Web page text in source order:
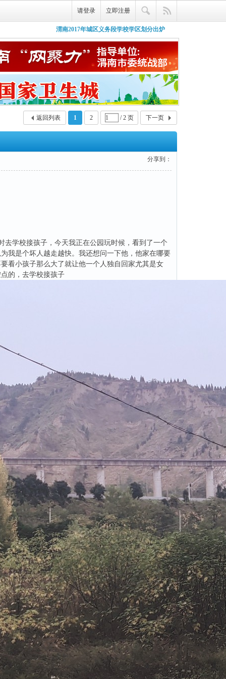
请登录 立即注册
渭南2017年城区义务段学校学区划分出炉
了，赶紧看看你孩子在哪里上学
微信朋友圈【荣耀妈妈帮】栏目全新上线，
宝妈们有什么问题尽管来问吧~
荣耀妈咪酱，这是荣耀渭南网新推出的一款
好吃的酱么？
1 2 / 2 页 下一页
返回列表
分享到：
校接孩子，今天我正在公园玩时候，看到了一个
我是个坏人越走越快。我还想问一下他，他家在哪要
看小孩子那么大了就让他一个人独自回家尤其是女
的，去学校接孩子